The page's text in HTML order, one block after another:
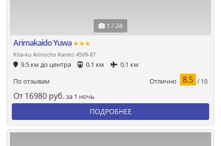
1 / 24
Arimakaido Yuwa ★★★
Kita-ku Arinocho Karato 4509-87
9.5 км до центра 0.1 км
0.1 км
По отзывам
Отлично 8.5 / 10
От 16980 руб. за 1 ночь
ПОДРОБНЕЕ